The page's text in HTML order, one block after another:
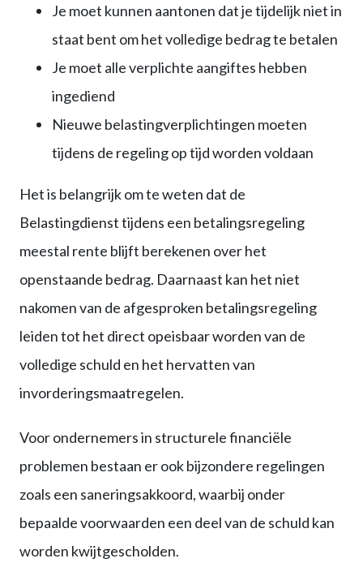
Je moet kunnen aantonen dat je tijdelijk niet in
staat bent om het volledige bedrag te betalen
Je moet alle verplichte aangiftes hebben
ingediend
Nieuwe belastingverplichtingen moeten
tijdens de regeling op tijd worden voldaan
Het is belangrijk om te weten dat de
Belastingdienst tijdens een betalingsregeling
meestal rente blijft berekenen over het
openstaande bedrag. Daarnaast kan het niet
nakomen van de afgesproken betalingsregeling
leiden tot het direct opeisbaar worden van de
volledige schuld en het hervatten van
invorderingsmaatregelen.
Voor ondernemers in structurele financiële
problemen bestaan er ook bijzondere regelingen
zoals een saneringsakkoord, waarbij onder
bepaalde voorwaarden een deel van de schuld kan
worden kwijtgescholden.